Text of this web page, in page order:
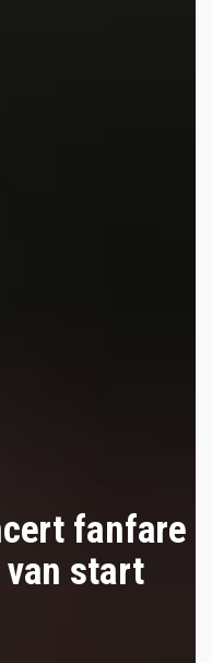
fanfare
van start